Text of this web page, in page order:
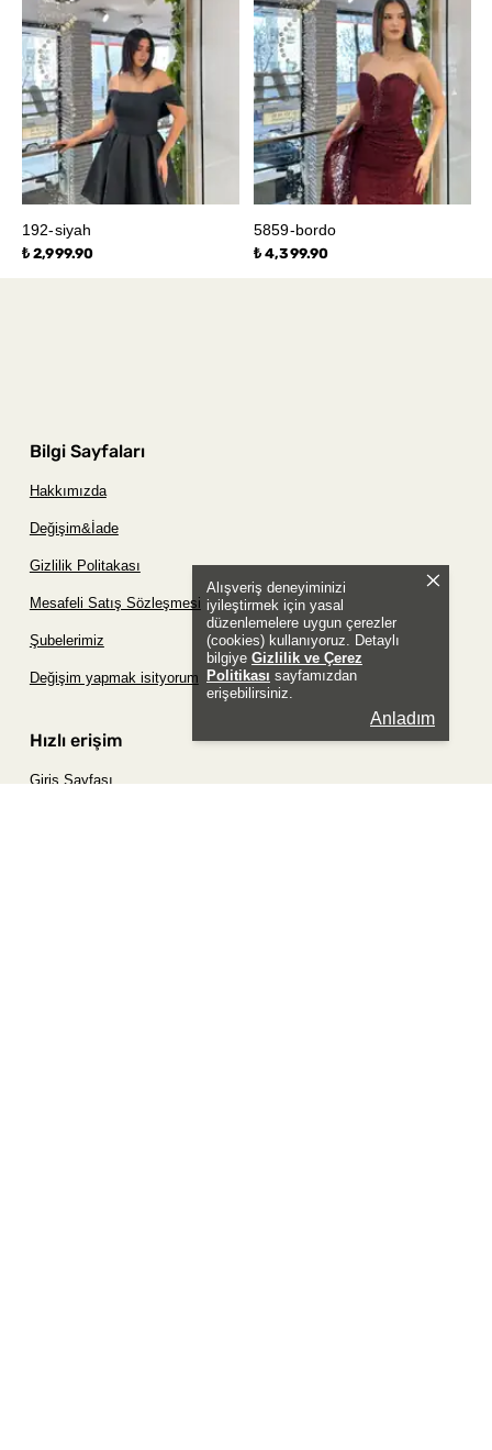
Alışveriş deneyiminizi
iyileştirmek için yasal
düzenlemelere uygun çerezler
(cookies) kullanıyoruz. Detaylı
bilgiye Gizlilik ve Çerez
Politikası sayfamızdan
erişebilirsiniz.
Anladım
192-siyah
₺ 2,999.90
5859-bordo
₺ 4,399.90
Bilgi Sayfaları
Hakkımızda
Değişim&İade
Gizlilik Politakası
Mesafeli Satış Sözleşmesi
Şubelerimiz
Değişim yapmak isityorum
Hızlı erişim
Giriş Sayfası